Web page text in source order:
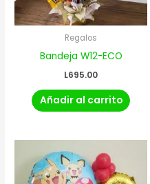
Regalos
Bandeja W12-ECO
L695.00
Añadir al carrito